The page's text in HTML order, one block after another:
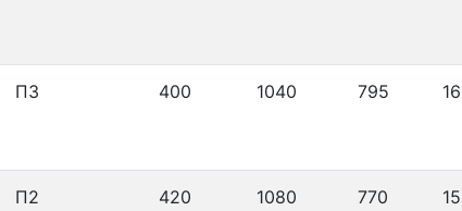
П3 400 1040 795
П2 420 1080 770